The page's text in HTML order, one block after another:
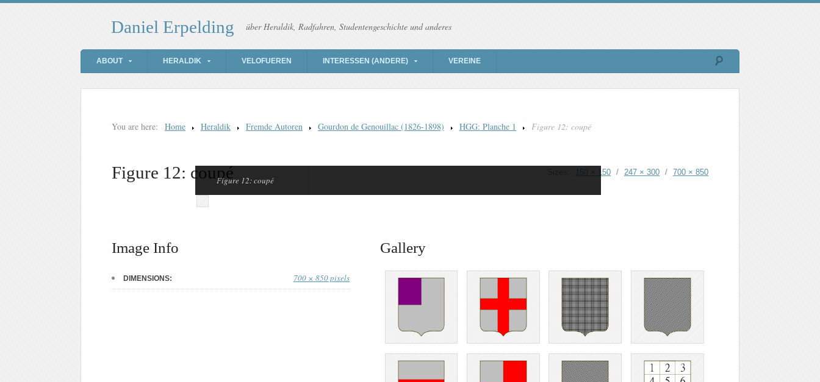
Daniel Erpelding über Heraldik, Radfahren, Studentengeschichte und anderes
ABOUT HERALDIK VELOFUEREN INTERESSEN (ANDERE) VEREINE
You are here: Home Heraldik Fremde Autoren Gourdon de Genouillac (1826-1898) HGG: Planche 1 Figure 12: coupé
Figure 12: coupé 150 × 150 / 247 × 300 / 700 × 850
Figure 12: coupé
Image Info
DIMENSIONS: 700 × 850 pixels
Gallery